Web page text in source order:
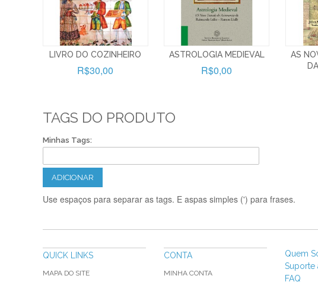
LIVRO DO COZINHEIRO
R$30,00
ASTROLOGIA MEDIEVAL
R$0,00
AS
TAGS DO PRODUTO
Minhas Tags:
ADICIONAR
Use espaços para separar as tags. E aspas simples (') para frases.
QUICK LINKS
MAPA DO SITE
CONTA
MINHA CONTA
Quem
Suporte
FAQ